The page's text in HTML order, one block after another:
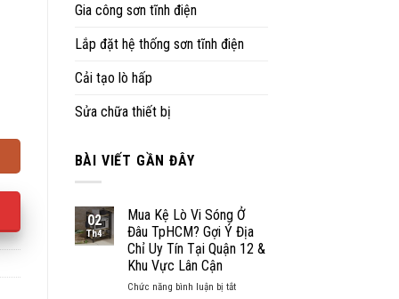
Gia công sơn tĩnh điện
Lắp đặt hệ thống sơn tĩnh điện
Cải tạo lò hấp
Sửa chữa thiết bị
BÀI VIẾT GẦN ĐÂY
02
Th4
Mua Kệ Lò Vi Sóng Ở
Đâu TpHCM? Gợi Ý Địa
Chỉ Uy Tín Tại Quận 12 &
Khu Vực Lân Cận
Chức năng bình luận bị tắtở